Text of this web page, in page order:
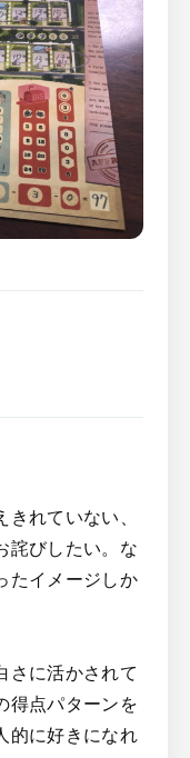
れていない、
詫びしたい。な
たイメージしか
さに活かされて
得点パターンを
的に好きになれ